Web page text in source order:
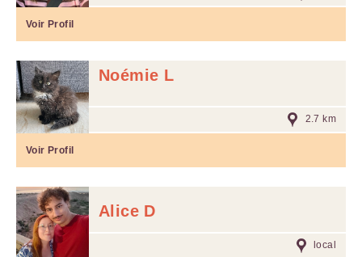
Voir Profil
Noémie L
2.7 km
Voir Profil
Alice D
local